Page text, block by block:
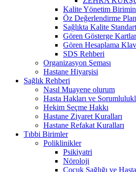
Kalite Yönetim
Öz Değerlendirme
Sağlıkta Kalite
Gören Gösterge
Gören Hesaplama
SDS Rehberi
Organizasyon Şeması
Hastane Hiyarşisi
Sağlık Rehberi
Nasıl Muayene olurum
Hasta Hakları ve
Hekim Seçme Hakkı
Hastane Ziyaret Kuralları
Hastane Refakat Kuralları
Tıbbi Birimler
Poliklinikler
Psikiyatri
Nöroloji
Çocuk Sağlığı ve